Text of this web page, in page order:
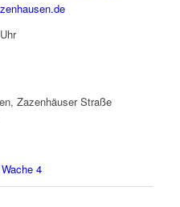
Zazenhäuser Straße
4